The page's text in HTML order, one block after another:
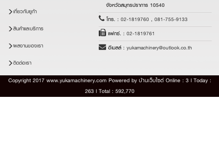
เกี่ยวกับยูก้า
สินค้าและบริการ
ผลงานของเรา
ติดต่อเรา
จังหวัดสมุทรปราการ 10540
โทร. : 02-1819760 , 081-755-9133
แฟกซ์. : 02-1819761
อีเมลล์ : yukamachinery@outlook.co.th
Copyright 2017 www.yukamachinery.com Powered by บ้านเว็บไซต์Online : 3 l Today :
263 l Total : 592,770